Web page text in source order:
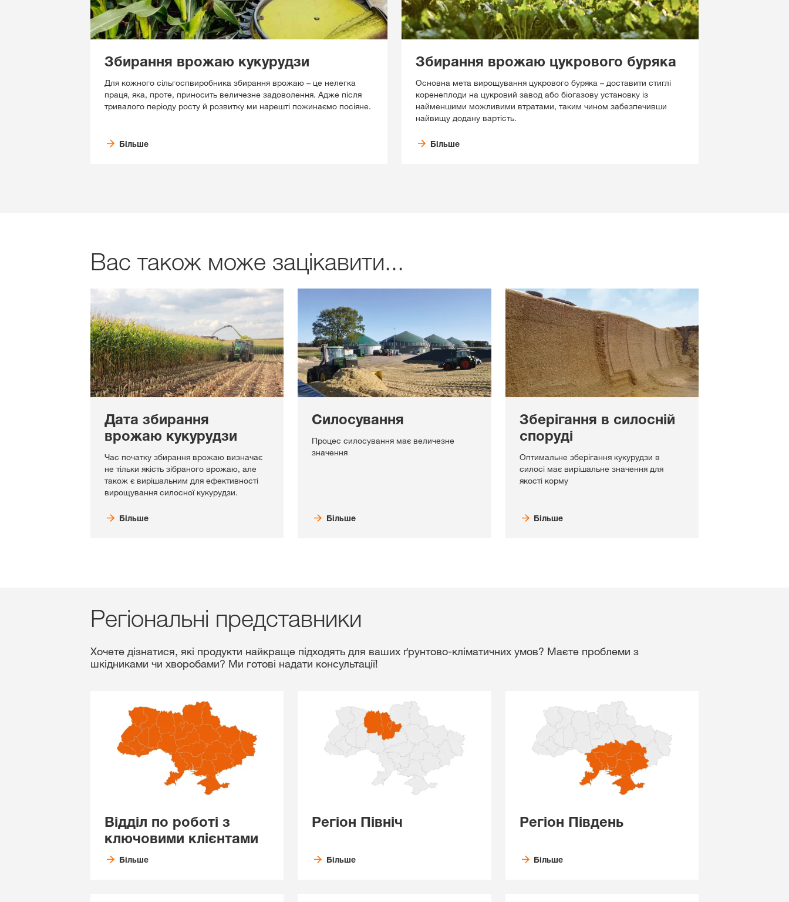
Збирання врожаю кукурудзи
Для кожного сільгоспвиробника збирання врожаю – це нелегка
праця, яка, проте, приносить величезне задоволення. Адже після
тривалого періоду росту й розвитку ми нарешті пожинаємо посіяне.
Більше
Збирання врожаю цукрового буряка
Основна мета вирощування цукрового буряка – доставити стиглі
коренеплоди на цукровий завод або біогазову установку із
найменшими можливими втратами, таким чином забезпечивши
найвищу додану вартість.
Більше
Вас також може зацікавити...
Дата збирання
врожаю кукурудзи
Час початку збирання врожаю визначає
не тільки якість зібраного врожаю, але
також є вирішальним для ефективності
вирощування силосної кукурудзи.
Більше
Силосування
Процес силосування має величезне
значення
Більше
Зберігання в силосній
споруді
Оптимальне зберігання кукурудзи в
силосі має вирішальне значення для
якості корму
Більше
Регіональні представники
Хочете дізнатися, які продукти найкраще підходять для ваших ґрунтово-кліматичних умов? Маєте проблеми з
шкідниками чи хворобами? Ми готові надати консультації!
Відділ по роботі з
ключовими клієнтами
Більше
Регіон Північ
Більше
Регіон Південь
Більше